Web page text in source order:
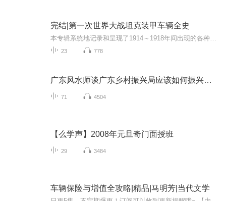
完结|第一次世界大战坦克装甲车辆全史
23 778
广东风水师谈广东乡村振兴局应该如何振兴广东乡村
71 4504
【么学声】2008年元旦奇门面授班
29 3484
车辆保险与增值全攻略|精品|马明芳|当代文学